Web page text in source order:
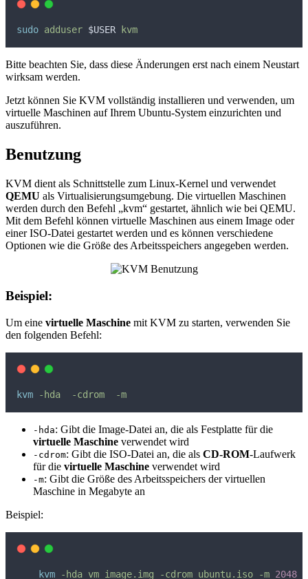
sudo adduser $USER kvm
Bitte beachten Sie, dass diese Änderungen erst nach einem Neustart
wirksam werden.
Jetzt können Sie KVM vollständig installieren und verwenden, um
virtuelle Maschinen auf Ihrem Ubuntu-System einzurichten und
auszuführen.
Benutzung
KVM dient als Schnittstelle zum Linux-Kernel und verwendet
QEMU als Virtualisierungsumgebung. Die virtuellen Maschinen
werden durch den Befehl „kvm“ gestartet, ähnlich wie bei QEMU.
Mit dem Befehl können virtuelle Maschinen aus einem Image oder
einer ISO-Datei gestartet werden und es können verschiedene
Optionen wie die Größe des Arbeitsspeichers angegeben werden.
Beispiel:
Um eine virtuelle Maschine mit KVM zu starten, verwenden Sie
den folgenden Befehl:
kvm -hda -cdrom -m
-hda: Gibt die Image-Datei an, die als Festplatte für die
virtuelle Maschine verwendet wird
-cdrom: Gibt die ISO-Datei an, die als CD-ROM-Laufwerk
für die virtuelle Maschine verwendet wird
-m: Gibt die Größe des Arbeitsspeichers der virtuellen
Maschine in Megabyte an
Beispiel:
kvm -hda vm_image.img -cdrom ubuntu.iso -m 2048